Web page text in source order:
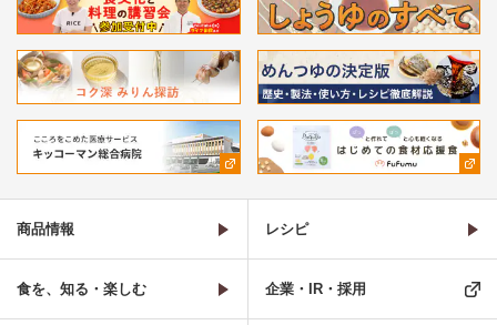
商品情報 レシピ
食を、知る・楽しむ 企業・IR・採用